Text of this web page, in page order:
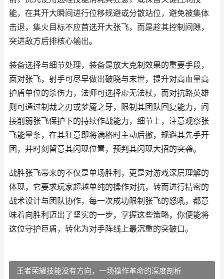
能，在其开大瞬间进行位移规避或分散站位，避免被集体
击退，集火目标不应首选开大张飞，而是趁其控制间隙，
突进敌方后排核心输出。
装备选择与细节处理，装备是放大克制效果的重要手段，
面对张飞，射手可尽早做出破晓与末世，提升对高血量高
护盾单位的杀伤力，法师可选择虚无法杖，而对抗路英雄
则可通过制裁之刃或梦魇之牙，限制其团队回复能力，间
接削弱张飞保护下的持续作战能力，细节上，注意观察张
飞能量条，在其狂意即将满格时主动后撤，规避其先手开
团，并时刻留意其闪现位置，预判其闪现大招的突袭。
战胜张飞带来的不仅是单场胜利，更是对游戏深层理解的
体现，它要求玩家超越单纯的操作对抗，转而进行精密的
战术设计与团队协作，每一次成功限制张飞的怒吼，都意
味着向胜利迈出了坚实的一步，掌握这些策略，你便能将
这位守护巨盾，转化为对手阵线上最沉重的突破口。
王者荣耀技能没有方向，一场操作革命的深度剖析